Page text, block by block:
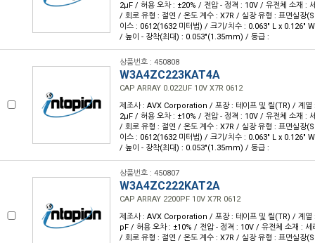
2µF / 허용 오차 : ±20% / 전압 - 정격 : 10V / 유전체 소재 :
/ 회로 유형 : 절연 / 온도 계수 : X7R / 실장 유형 : 표면실장
이스 : 0612(1632 미터법) / 크기/치수 : 0.063" L x 0.126"
/ 높이 - 장착(최대) : 0.053"(1.35mm) / 등급 :
상품번호 : 450808
W3A4ZC223KAT4A
CAP ARRAY 0.022UF 10V X7R 0612
제조사 : AVX Corporation / 포장 : 테이프 및 릴(TR) / 계열
2µF / 허용 오차 : ±10% / 전압 - 정격 : 10V / 유전체 소재 :
/ 회로 유형 : 절연 / 온도 계수 : X7R / 실장 유형 : 표면실장
이스 : 0612(1632 미터법) / 크기/치수 : 0.063" L x 0.126"
/ 높이 - 장착(최대) : 0.053"(1.35mm) / 등급 :
상품번호 : 450807
W3A4ZC222KAT2A
CAP ARRAY 2200PF 10V X7R 0612
제조사 : AVX Corporation / 포장 : 테이프 및 릴(TR) / 계열
pF / 허용 오차 : ±10% / 전압 - 정격 : 10V / 유전체 소재 : 세
/ 회로 유형 : 절연 / 온도 계수 : X7R / 실장 유형 : 표면실장